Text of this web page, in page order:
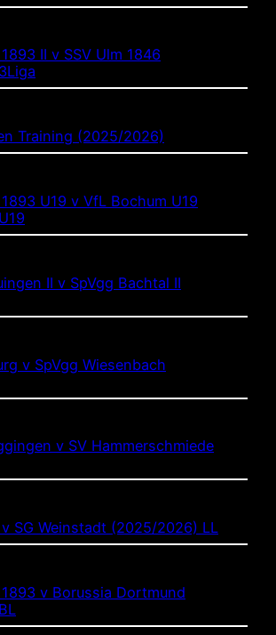
II v SSV Ulm 1846
Training (2025/2026)
U19 v VfL Bochum U19
II v SpVgg Bachtal II
v SpVgg Wiesenbach
v SV Hammerschmiede
SG Weinstadt (2025/2026) LL
v Borussia Dortmund